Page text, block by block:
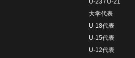
U-23 / U-21
大学代表
U-18代表
U-15代表
U-12代表